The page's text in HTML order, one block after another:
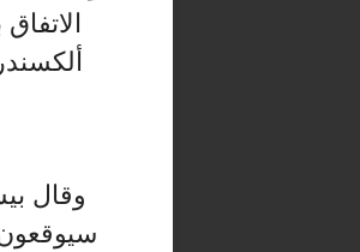
وقال
سيوقعون